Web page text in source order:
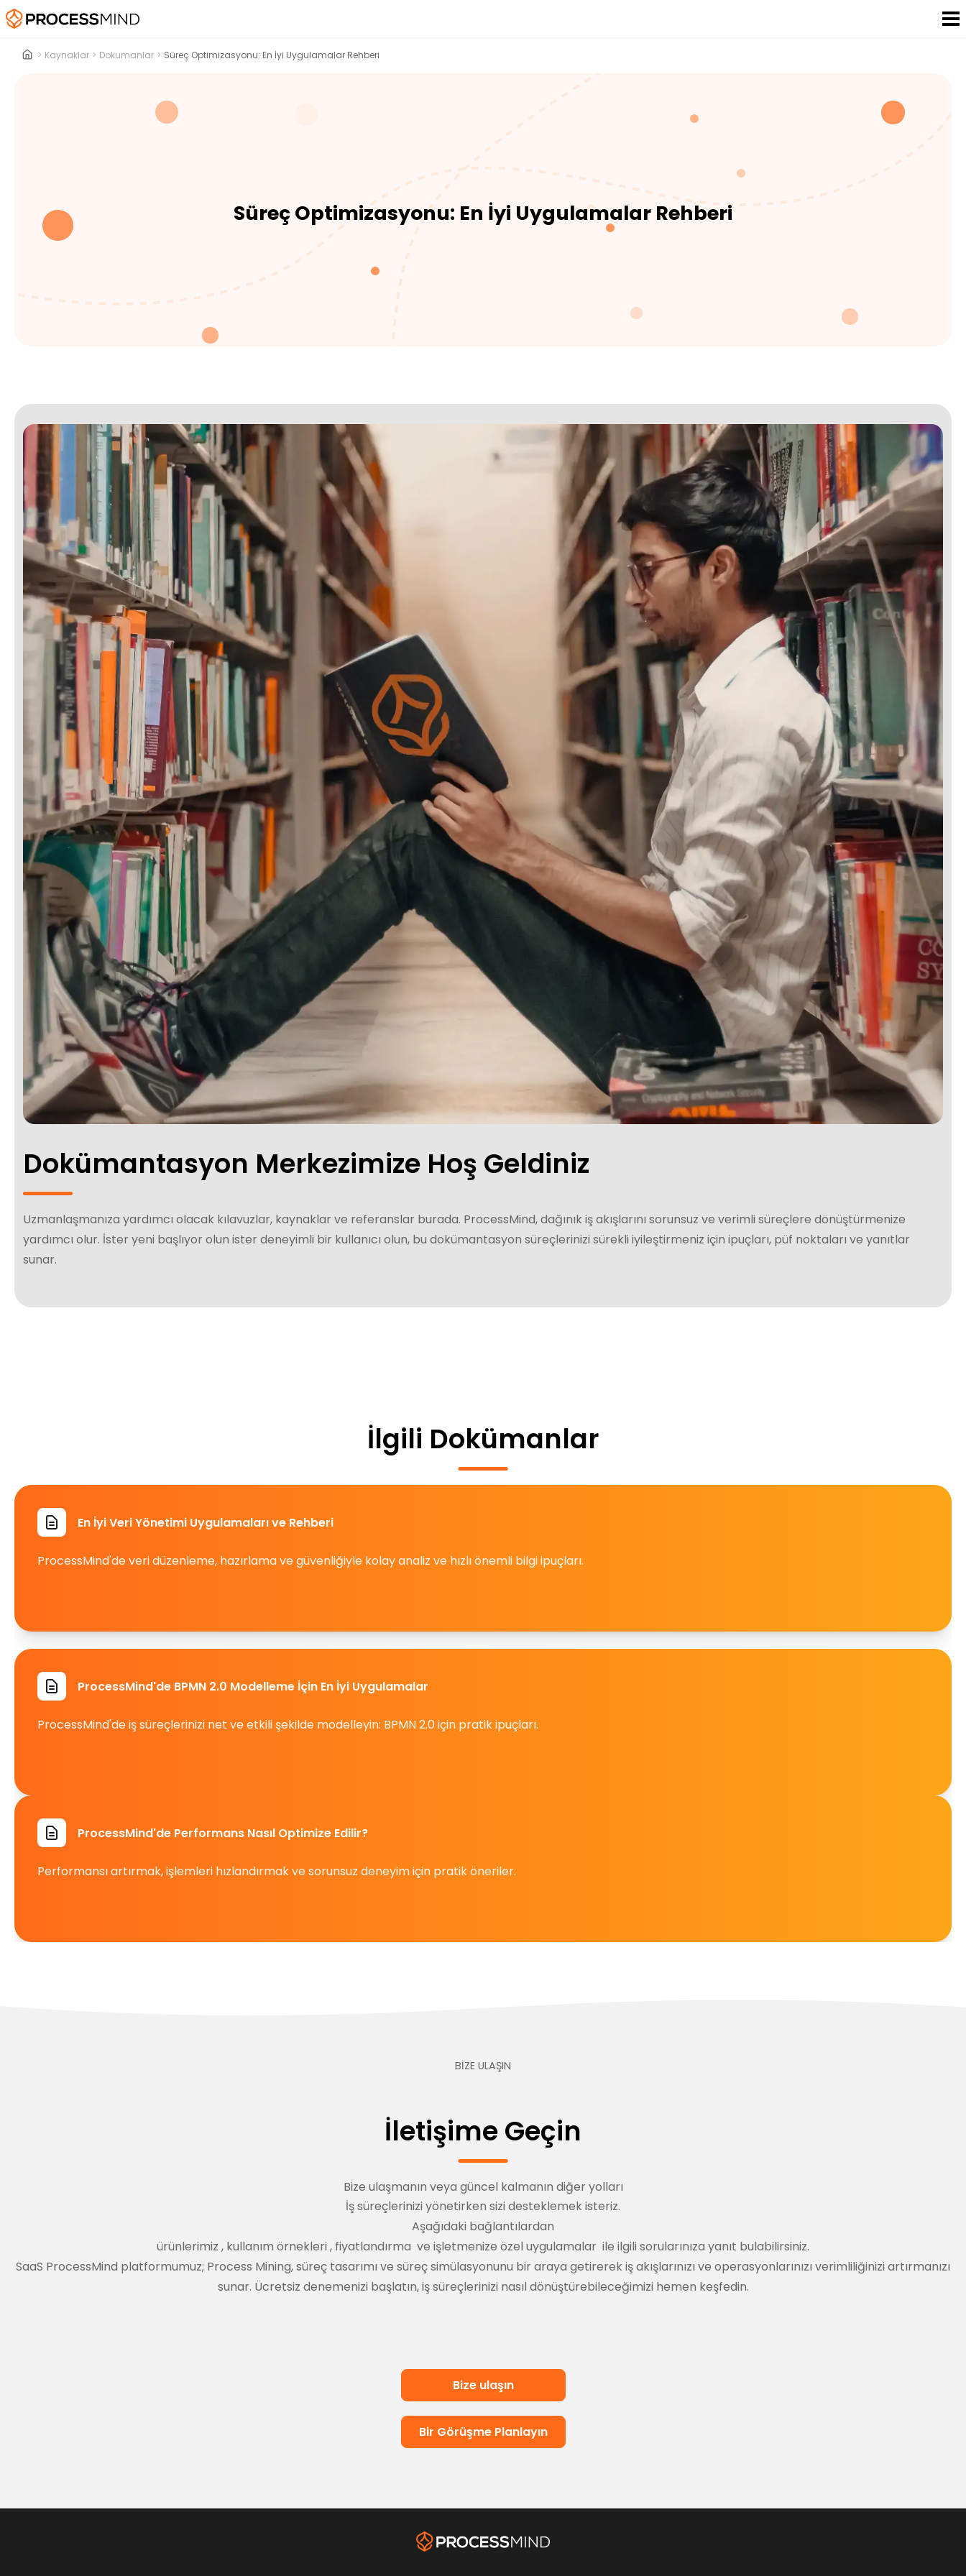
> Kaynaklar > Dokumanlar > Süreç Optimizasyonu: En İyi Uygulamalar Rehberi
Süreç Optimizasyonu: En İyi Uygulamalar Rehberi
Dokümantasyon Merkezimize Hoş Geldiniz
Uzmanlaşmanıza yardımcı olacak kılavuzlar, kaynaklar ve referanslar burada. ProcessMind, dağınık iş akışlarını sorunsuz ve verimli süreçlere dönüştürmenize
yardımcı olur. İster yeni başlıyor olun ister deneyimli bir kullanıcı olun, bu dokümantasyon süreçlerinizi sürekli iyileştirmeniz için ipuçları, püf noktaları ve yanıtlar
sunar.
İlgili Dokümanlar
En İyi Veri Yönetimi Uygulamaları ve Rehberi
ProcessMind'de veri düzenleme, hazırlama ve güvenliğiyle kolay analiz ve hızlı önemli bilgi ipuçları.
ProcessMind'de BPMN 2.0 Modelleme İçin En İyi Uygulamalar
ProcessMind'de iş süreçlerinizi net ve etkili şekilde modelleyin: BPMN 2.0 için pratik ipuçları.
ProcessMind'de Performans Nasıl Optimize Edilir?
Performansı artırmak, işlemleri hızlandırmak ve sorunsuz deneyim için pratik öneriler.
BİZE ULAŞIN
İletişime Geçin
Bize ulaşmanın veya güncel kalmanın diğer yolları
İş süreçlerinizi yönetirken sizi desteklemek isteriz.
Aşağıdaki bağlantılardan
ürünlerimiz , kullanım örnekleri , fiyatlandırma ve işletmenize özel uygulamalar ile ilgili sorularınıza yanıt bulabilirsiniz.
SaaS ProcessMind platformumuz; Process Mining, süreç tasarımı ve süreç simülasyonunu bir araya getirerek iş akışlarınızı ve operasyonlarınızı verimliliğinizi artırmanızı
sunar. Ücretsiz denemenizi başlatın, iş süreçlerinizi nasıl dönüştürebileceğimizi hemen keşfedin.
Bize ulaşın
Bir Görüşme Planlayın